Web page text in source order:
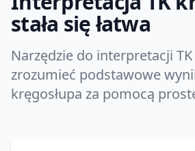
stała się łatwa
Narzędzie do interpretacji
zrozumieć podstawowe
kręgosłupa za pomocą